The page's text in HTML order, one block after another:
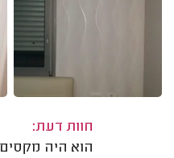
חוות דעת:
הוא היה